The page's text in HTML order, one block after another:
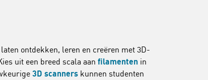
ontdekken, leren en creëren met 3D-
uit een breed scala aan filamenten in
3D scanners kunnen studenten